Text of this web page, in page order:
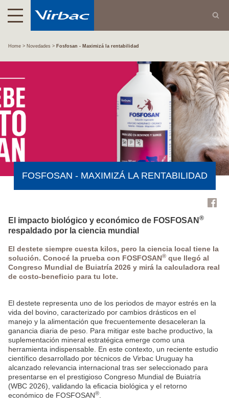
Home Novedades Fosfosan - Maximizá la rentabilidad
FOSFOSAN - MAXIMIZÁ LA RENTABILIDAD
El impacto biológico y económico de FOSFOSAN ®
respaldado por la ciencia mundial
El destete siempre cuesta kilos, pero la ciencia local tiene la
solución. Conocé la prueba con FOSFOSAN® que llegó al
Congreso Mundial de Buiatría 2026 y mirá la calculadora real
de costo-beneficio para tu lote.
El destete representa uno de los periodos de mayor estrés en la
vida del bovino, caracterizado por cambios drásticos en el
manejo y la alimentación que frecuentemente desaceleran la
ganancia diaria de peso. Para mitigar este bache productivo, la
suplementación mineral estratégica emerge como una
herramienta indispensable. En este contexto, un reciente estudio
científico desarrollado por técnicos de Virbac Uruguay ha
alcanzado relevancia internacional tras ser seleccionado para
presentarse en el prestigioso Congreso Mundial de Buiatría
(WBC 2026), validando la eficacia biológica y el retorno
económico de FOSFOSAN®